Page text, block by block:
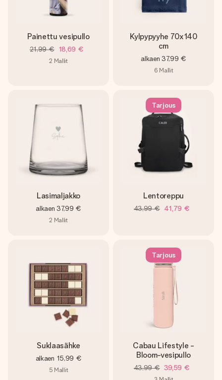
Painettu vesipullo
21,99 € 18,69 €
2 Mallit
Kylpypyyhe 70x140
cm
alkaen 37,99 €
6 Mallit
Lasimaljakko
alkaen 37,99 €
2 Mallit
Tarjous
Lentoreppu
43,99 € 41,79 €
Suklaasähke
alkaen 15,99 €
5 Mallit
Tarjous
Cabau Lifestyle -
Bloom-vesipullo
43,99 € 39,59 €